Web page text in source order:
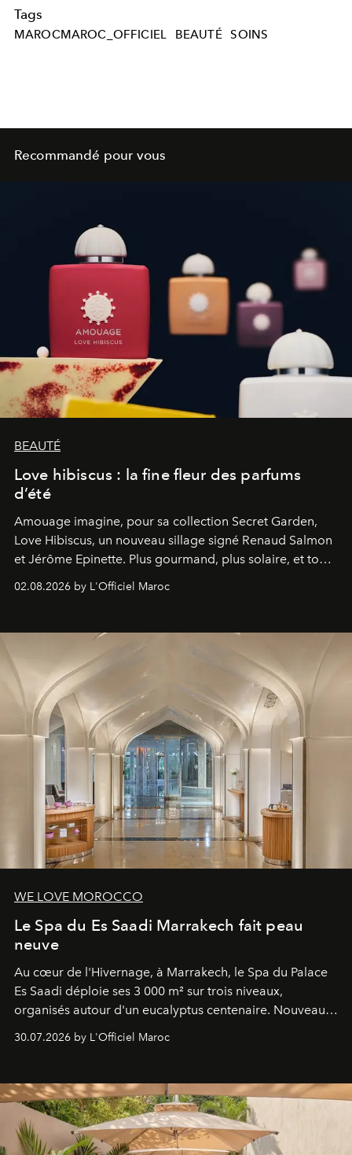
Tags
MAROCMAROC_OFFICIEL BEAUTÉ SOINS
Recommandé pour vous
BEAUTÉ
Love hibiscus : la fine fleur des parfums
d’été
Amouage imagine, pour sa collection Secret Garden,
Love Hibiscus, un nouveau sillage signé Renaud Salmon
et Jérôme Epinette. Plus gourmand, plus solaire, et tout
02.08.2026 by L'Officiel Maroc
WE LOVE MOROCCO
Le Spa du Es Saadi Marrakech fait peau
neuve
Au cœur de l'Hivernage, à Marrakech, le Spa du Palace
Es Saadi déploie ses 3 000 m² sur trois niveaux,
organisés autour d'un eucalyptus centenaire. Nouveau
neuro-cosmétique, parcours thermal et studio dédié au
entièreté, entre science des émotions et rituels
reposants.
30.07.2026 by L'Officiel Maroc